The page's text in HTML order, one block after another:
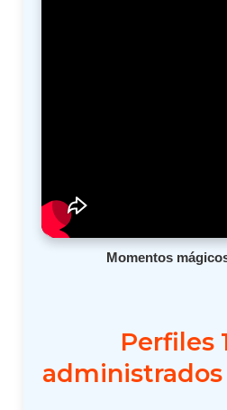
Momentos
Perfiles